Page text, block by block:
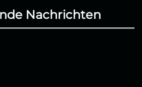
Nachrichten